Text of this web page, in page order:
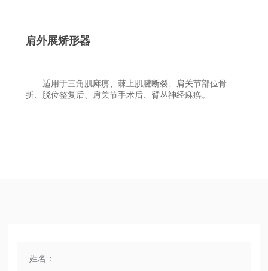
肩外展矫形器
适用于三角肌麻痹、棘上肌腱断裂、肩关节部位骨
折、脱位整复后、肩关节手术后、臂丛神经麻痹。